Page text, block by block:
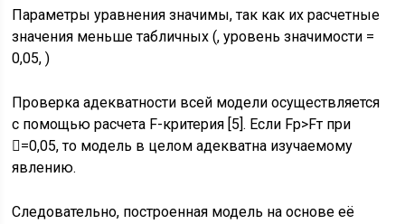
Параметры уравнения значимы, так как их расчетные
значения меньше табличных (, уровень значимости =
0,05, )
Проверка адекватности всей модели осуществляется
с помощью расчета F-критерия [5]. Если Fp>Fт при
=0,05, то модель в целом адекватна изучаемому
явлению.
Следовательно, построенная модель на основе её